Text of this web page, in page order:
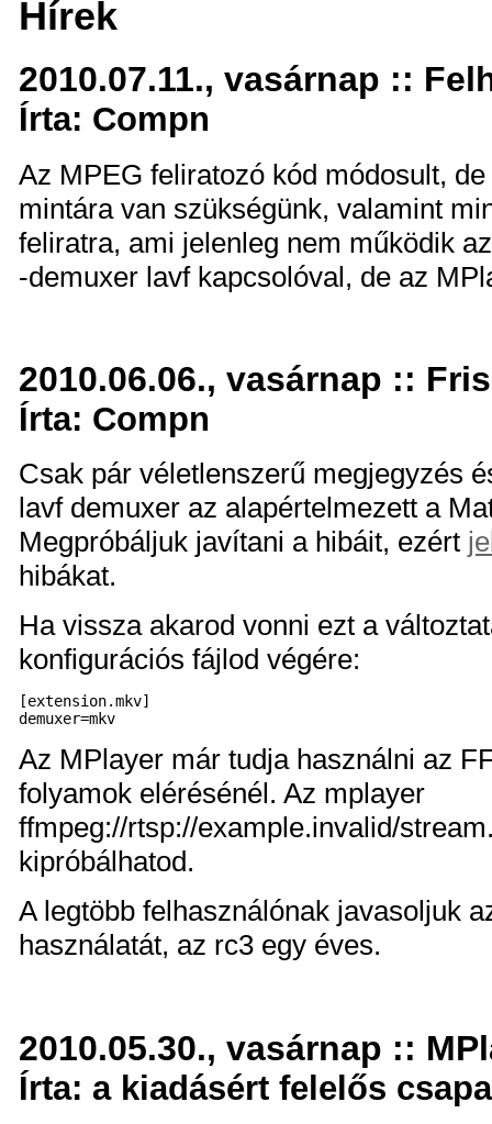
Hírek
2010.07.11., vasárnap ::
Írta: Compn
Az MPEG feliratozó kód módosult,
mintára van szükségünk, valamint
feliratra, ami jelenleg nem működik
-demuxer lavf kapcsolóval, de az
2010.06.06., vasárnap ::
Írta: Compn
Csak pár véletlenszerű megjegyzés
lavf demuxer az alapértelmezett a
Megpróbáljuk javítani a hibáit, ezért
hibákat.
Ha vissza akarod vonni ezt a
konfigurációs fájlod végére:
[extension.mkv]
Az MPlayer már tudja használni az
folyamok elérésénél. Az mplayer
ffmpeg://rtsp://example.invalid/
kipróbálhatod.
A legtöbb felhasználónak javasoljuk
használatát, az rc3 egy éves.
2010.05.30., vasárnap ::
Írta: a kiadásért felelős